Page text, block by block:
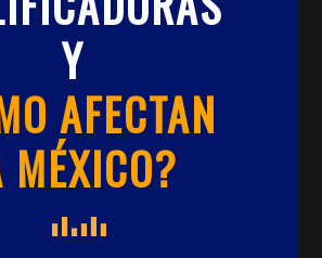
Y
AFECTAN
MÉXICO?